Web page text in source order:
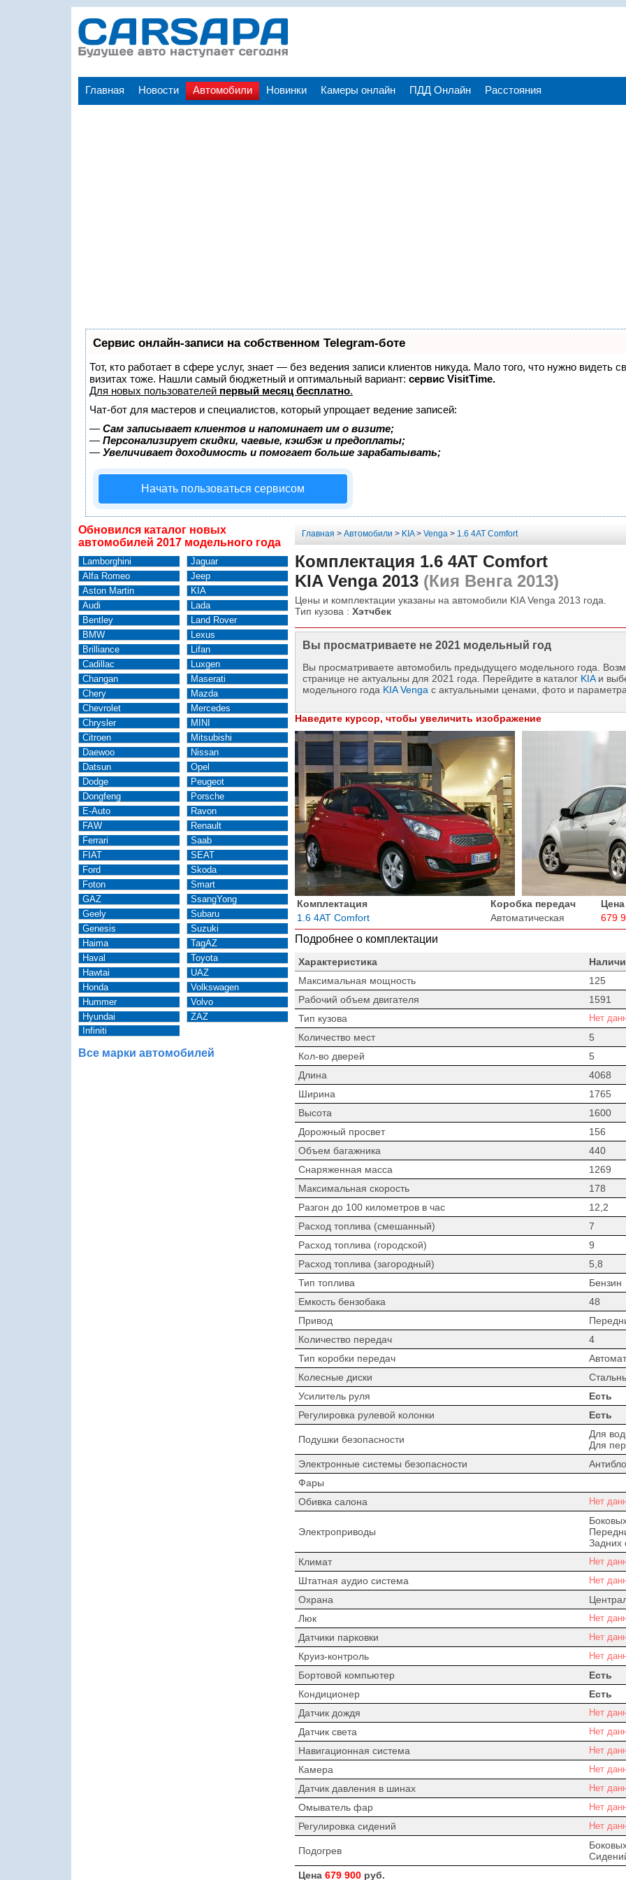
Главная Новости Автомобили Новинки Камеры онлайн ПДД Онлайн Расстояния
Сервис онлайн-записи на собственном Telegram-боте
Тот, кто работает в сфере услуг, знает — без ведения записи клиентов никуда. Мало того, что нужно видеть
визитах тоже. Нашли самый бюджетный и оптимальный вариант: сервис VisitTime.
Для новых пользователей первый месяц бесплатно.
Чат-бот для мастеров и специалистов, который упрощает ведение записей:
— Сам записывает клиентов и напоминает им о визите;
— Персонализирует скидки, чаевые, кэшбэк и предоплаты;
— Увеличивает доходимость и помогает больше зарабатывать;
Начать пользоваться сервисом
Обновился каталог новых
автомобилей 2017 модельного года
Lamborghini
Alfa Romeo
Aston Martin
Audi
Bentley
BMW
Brilliance
Cadillac
Changan
Chery
Chevrolet
Chrysler
Citroen
Daewoo
Datsun
Dodge
Dongfeng
E-Auto
FAW
Ferrari
FIAT
Ford
Foton
GAZ
Geely
Genesis
Haima
Haval
Hawtai
Honda
Hummer
Hyundai
Infiniti
Jaguar
Jeep
KIA
Lada
Land Rover
Lexus
Lifan
Luxgen
Maserati
Mazda
Mercedes
MINI
Mitsubishi
Nissan
Opel
Peugeot
Porsche
Ravon
Renault
Saab
SEAT
Skoda
Smart
SsangYong
Subaru
Suzuki
TagAZ
Toyota
UAZ
Volkswagen
Volvo
ZAZ
Все марки автомобилей
Главная > Автомобили > KIA> Venga> 1.6 4AT Comfort
Комплектация 1.6 4AT Comfort
KIA Venga 2013(Кия Венга 2013)
Цены и комплектации указаны на автомобили KIA Venga 2013 года.
Тип кузова : Хэтчбек
Вы просматриваете не 2021 модельный год
Вы просматриваете автомобиль предыдущего модельного года.
странице не актуальны для 2021 года. Перейдите в каталог KIAи
модельного года KIA Venga с актуальными ценами, фото и
Наведите курсор, чтобы увеличить изображение
Комплектация Коробка передач Цена
1.6 4AT Comfort
Автоматическая 679
Подробнее о комплектации
Характеристика
Максимальная мощность
125
Рабочий объем двигателя
1591
Тип кузова
Нет
Количество мест
5
Кол-во дверей
5
Длина
4068
Ширина
1765
Высота
1600
Дорожный просвет
156
Объем багажника
440
Снаряженная масса
1269
Максимальная скорость
178
Разгон до 100 километров в час
12,2
Расход топлива (смешанный)
7
Расход топлива (городской)
9
Расход топлива (загородный)
5,8
Тип топлива
Бензин
Емкость бензобака
48
Привод
Количество передач
4
Тип коробки передач
Колесные диски
Усилитель руля
Есть
Регулировка рулевой колонки
Есть
Подушки безопасности
Для
Для
Электронные системы безопасности
Фары
Обивка салона
Нет
Электроприводы
Задних
Климат
Нет
Штатная аудио система Нет
Охрана
Люк
Нет
Датчики парковки Нет
Круиз-контроль Нет
Бортовой компьютер
Есть
Кондиционер
Есть
Датчик дождя
Нет
Датчик света Нет
Навигационная система Нет
Камера Нет
Датчик давления в шинах Нет
Омыватель фар Нет
Регулировка сидений Нет
Подогрев
Цена 679 900руб.